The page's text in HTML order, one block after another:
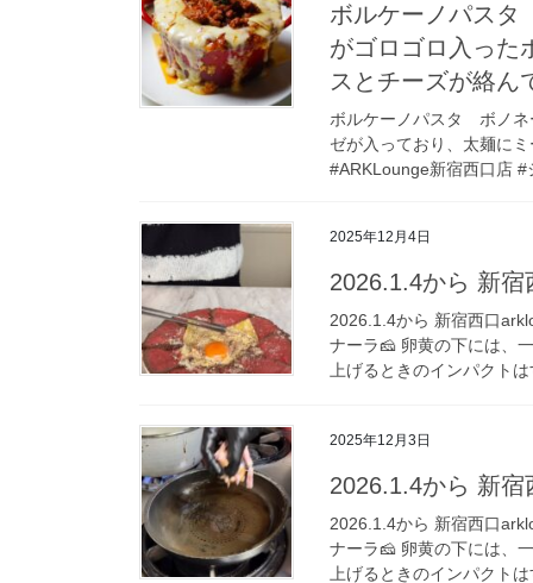
ボルケーノパス
がゴロゴロ入った
スとチーズが絡ん
ボルケーノパスタ ボノネ
ゼが入っており、太麺に
#ARKLounge新宿西口店
2025年12月4日
2026.1.4から 新宿
2026.1.4から 新宿西口
ナーラ🧀 卵黄の下には、
上げるときのインパクト
2025年12月3日
2026.1.4から 新宿
2026.1.4から 新宿西口
ナーラ🧀 卵黄の下には、
上げるときのインパクト